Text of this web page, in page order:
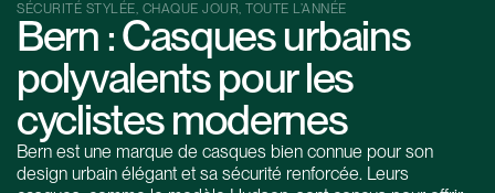
SÉCURITÉ STYLÉE, CHAQUE JOUR, TOUTE L’ANNÉE
Bern : Casques urbains
polyvalents pour les
cyclistes modernes
Bern est une marque de casques bien connue pour son
design urbain élégant et sa sécurité renforcée. Leurs